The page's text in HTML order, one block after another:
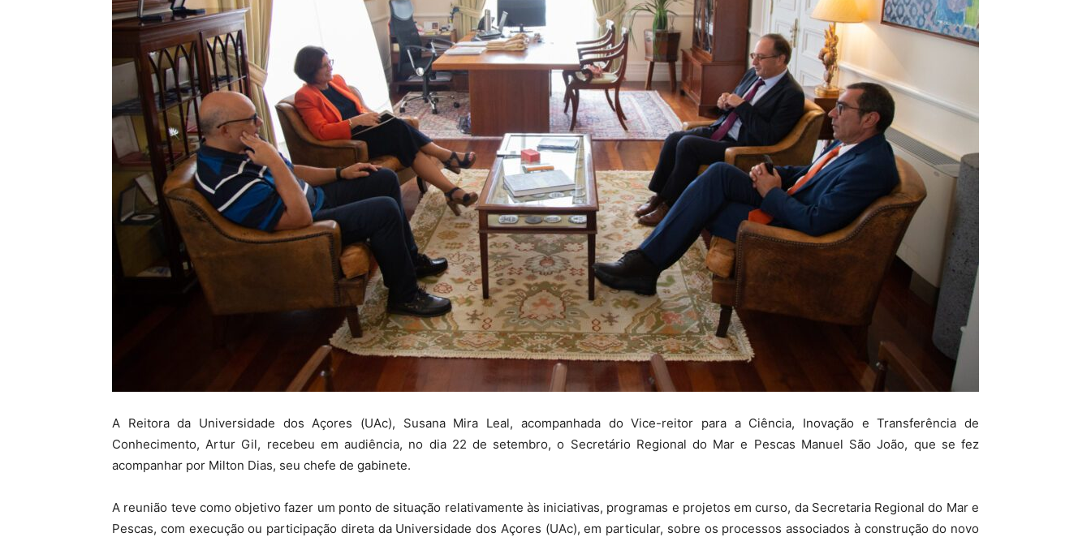
A Reitora da Universidade dos Açores (UAc), Susana Mira Leal, acompanhada do Vice-reitor para a Ciência, Inovação e Transferência de
Conhecimento, Artur Gil, recebeu em audiência, no dia 22 de setembro, o Secretário Regional do Mar e Pescas Manuel São João, que se fez
acompanhar por Milton Dias, seu chefe de gabinete.
A reunião teve como objetivo fazer um ponto de situação relativamente às iniciativas, programas e projetos em curso, da Secretaria Regional do Mar e
Pescas, com execução ou participação direta da Universidade dos Açores (UAc), em particular, sobre os processos associados à construção do novo